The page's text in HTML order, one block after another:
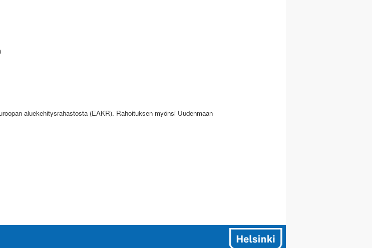
aluekehitysrahastosta (EAKR). Rahoituksen myönsi Uudenmaan